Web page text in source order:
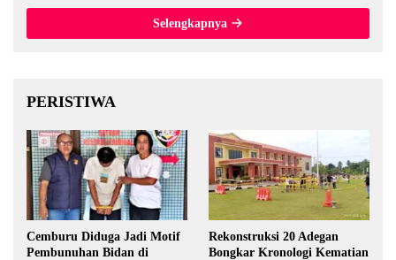
Selengkapnya
PERISTIWA
Cemburu Diduga Jadi Motif
Pembunuhan Bidan di
Rekonstruksi 20 Adegan
Bongkar Kronologi Kematian